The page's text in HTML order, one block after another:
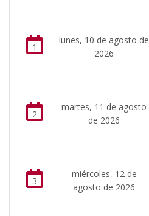
1
lunes, 10 de agosto de
2026
2
martes, 11 de agosto
de 2026
3
miércoles, 12 de
agosto de 2026